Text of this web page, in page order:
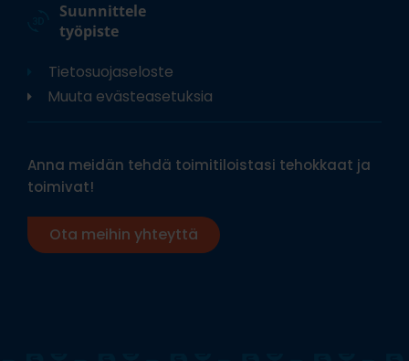
Suunnittele
työpiste
Tietosuojaseloste
Muuta evästeasetuksia
Anna meidän tehdä toimitiloistasi tehokkaat ja
toimivat!
Ota meihin yhteyttä